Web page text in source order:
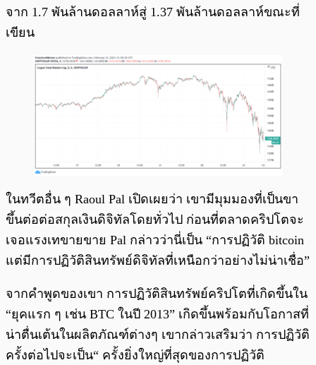
จาก 1.7 พันล้านดอลลาห์สู่ 1.37 พันล้านดอลลาห์ขณะที่
เขียน
ในทวีตอื่น ๆ Raoul Pal เปิดเผยว่า เขามีมุมมองที่เป็นขา
ขึ้นต่อต่อสกุลเงินดิจิทัลโดยทั่วไป ก่อนที่ตลาดคริปโตจะ
เจอแรงเทขายขาย Pal กล่าวว่านี่เป็น “การปฏิวัติ bitcoin
แต่มีการปฏิวัติสินทรัพย์ดิจิทัลที่เหนือกว่าอย่างไม่น่าเชื่อ”
จากคำพูดของเขา การปฏิวัติสินทรัพย์คริปโตที่เกิดขึ้นใน
“ยุคแรก ๆ เช่น BTC ในปี 2013” เกิดขึ้นพร้อมกับโอกาสที่
น่าตื่นเต้นในผลิตภัณฑ์ต่างๆ เขากล่าวเสริมว่า การปฏิวัติ
ครั้งต่อไปจะเป็น“ ครั้งยิ่งใหญ่ที่สุดของการปฏิวัติ